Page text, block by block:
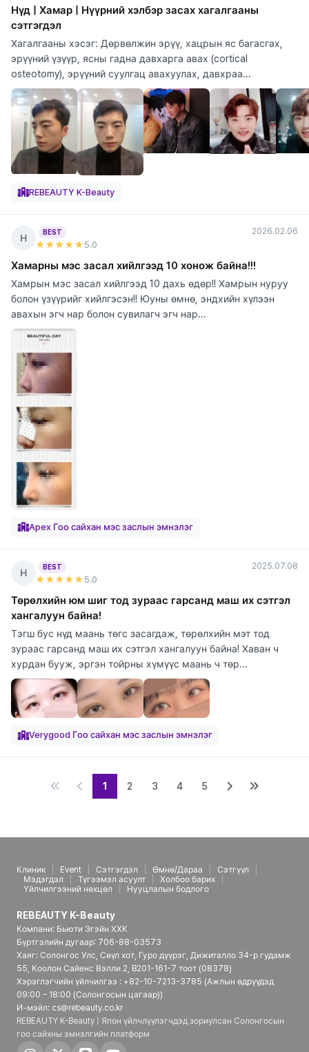
Нүд | Хамар | Нүүрний хэлбэр засах хагалгааны
сэтгэгдэл
Хагалгааны хэсэг: Дөрвөлжин эрүү, хацрын яс багасгах,
эрүүний үзүүр, ясны гадна давхарга авах (cortical
osteotomy), эрүүний суулгац авахуулах, давхраа...
REBEAUTY K-Beauty
Н
BEST
★★★★★ 5.0
2026.02.06
Хамарны мэс засал хийлгээд 10 хонож байна!!!
Хамрын мэс засал хийлгээд 10 дахь өдөр!! Хамрын нуруу
болон үзүүрийг хийлгэсэн!! Юуны өмнө, эндхийн хүлээн
авахын эгч нар болон сувилагч эгч нар...
Apex Гоо сайхан мэс заслын эмнэлэг
Н
BEST
★★★★★ 5.0
2025.07.08
Төрөлхийн юм шиг тод зураас гарсанд маш их сэтгэл
хангалуун байна!
Тэгш бус нүд маань төгс засагдаж, төрөлхийн мэт тод
зураас гарсанд маш их сэтгэл хангалуун байна! Хаван ч
хурдан бууж, эргэн тойрны хүмүүс маань ч төр...
Verygood Гоо сайхан мэс заслын эмнэлэг
1 2 3 4 5
Клиник Event Сэтгэгдэл Өмнө/Дараа
Сэтгүүл
Мэдэгдэл
Түгээмэл асуулт
Холбоо барих
Үйлчилгээний нөхцөл
Нууцлалын бодлого
REBEAUTY K-Beauty
Компани: Бьюти Эгэйн ХХК
Бүртгэлийн дугаар: 706-88-03573
Хаяг: Солонгос Улс, Сөүл хот, Гуро дүүрэг, Дижиталло 34-р гудамж
55, Коолон Сайенс Вэлли 2, B201-161-7 тоот (08378)
Хэрэглэгчийн үйлчилгээ : +82-10-7213-3785 (Ажлын өдрүүдэд
09:00 - 18:00 (Солонгосын цагаар))
И-мэйл: cs@rebeauty.co.kr
REBEAUTY K-Beauty | Япон үйлчлүүлэгчдэд зориулсан Солонгосын
гоо сайхны эмнэлгийн платформ